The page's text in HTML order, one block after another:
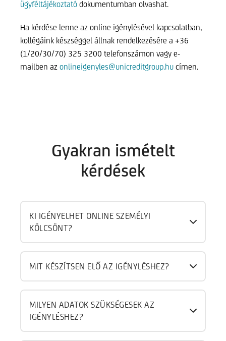
ügyféltájékoztató dokumentumban olvashat.
Ha kérdése lenne az online igénylésével kapcsolatban,
kollégáink készséggel állnak rendelkezésére a +36
(1/20/30/70) 325 3200 telefonszámon vagy e-
mailben az onlineigenyles@unicreditgroup.hu címen.
Gyakran ismételt
kérdések
KI IGÉNYELHET ONLINE SZEMÉLYI
KÖLCSÖNT?
MIT KÉSZÍTSEN ELŐ AZ IGÉNYLÉSHEZ?
MILYEN ADATOK SZÜKSÉGESEK AZ
IGÉNYLÉSHEZ?